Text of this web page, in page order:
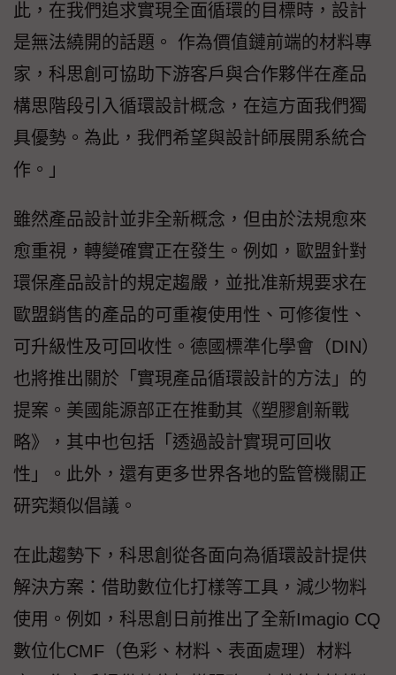
此，在我們追求實現全面循環的目標時，設計
是無法繞開的話題。 作為價值鏈前端的材料專
家，科思創可協助下游客戶與合作夥伴在產品
構思階段引入循環設計概念，在這方面我們獨
具優勢。為此，我們希望與設計師展開系統合
作。」
雖然產品設計並非全新概念，但由於法規愈來
愈重視，轉變確實正在發生。例如，歐盟針對
環保產品設計的規定趨嚴，並批准新規要求在
歐盟銷售的產品的可重複使用性、可修復性、
可升級性及可回收性。德國標準化學會（DIN）
也將推出關於「實現產品循環設計的方法」的
提案。美國能源部正在推動其《塑膠創新戰
略》，其中也包括「透過設計實現可回收
性」。此外，還有更多世界各地的監管機關正
研究類似倡議。
在此趨勢下，科思創從各面向為循環設計提供
解決方案：借助數位化打樣等工具，減少物料
使用。例如，科思創日前推出了全新Imagio CQ
數位化CMF（色彩、材料、表面處理）材料